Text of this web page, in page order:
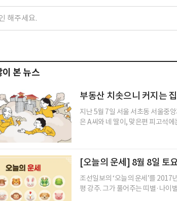
본 뉴스
부동산 치솟으니 커지는
지난 5월 7일 서울 서초동 서울중
은 A씨와 네 딸이, 맞은편 피고석에
[오늘의 운세] 8월 8일 토
조선일보의 ‘오늘의 운세’를
평 강주. 그가 풀어주는 띠별·나이